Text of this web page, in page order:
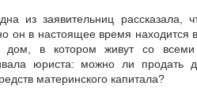
из заявительниц рассказала,
он в настоящее время находится
дом, в котором живут со всеми
юриста: можно ли продать
материнского капитала?